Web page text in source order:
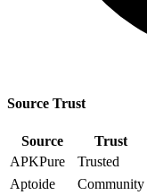
Source Trust
Source Trust
APKPure
Trusted
Aptoide
Community